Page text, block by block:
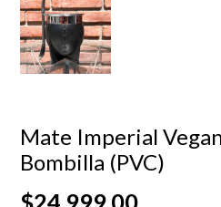
Mate Imperial
Bombilla (PVC)